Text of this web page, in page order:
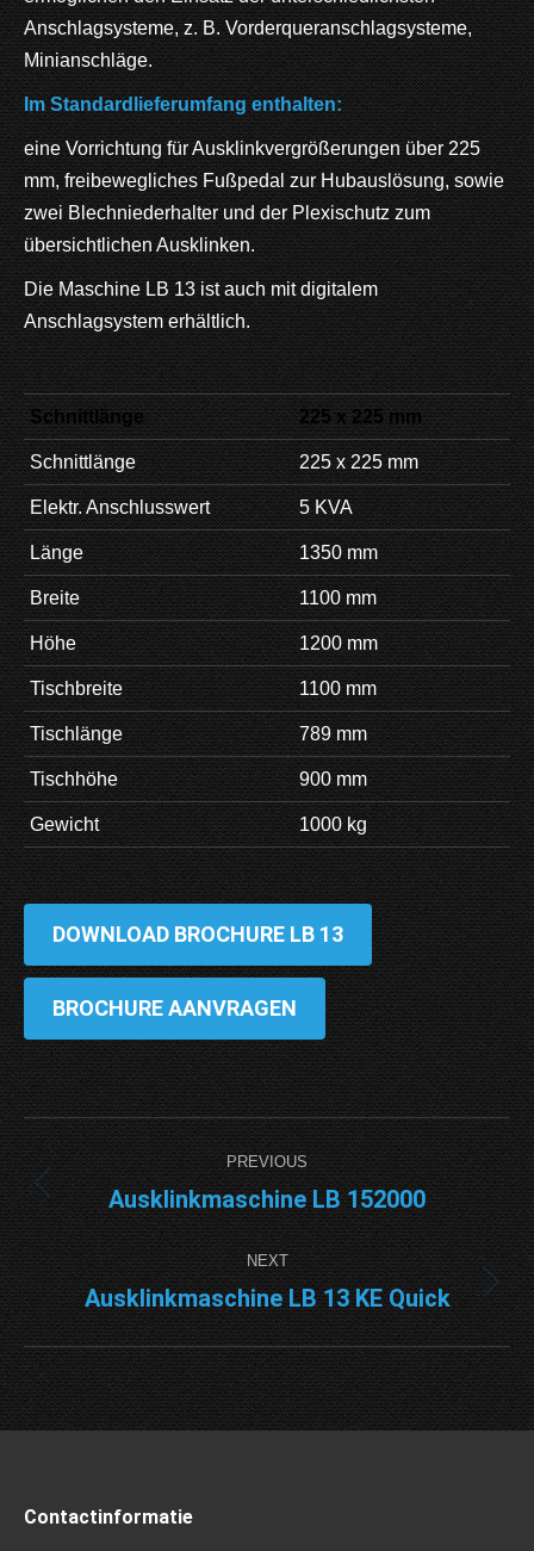
Anschlagsysteme, z. B. Vorderqueranschlagsysteme,
Minianschläge.
Im Standardlieferumfang enthalten:
eine Vorrichtung für Ausklinkvergrößerungen über 225
mm, freibewegliches Fußpedal zur Hubauslösung, sowie
zwei Blechniederhalter und der Plexischutz zum
übersichtlichen Ausklinken.
Die Maschine LB 13 ist auch mit digitalem
Anschlagsystem erhältlich.
Schnittlänge 225 x 225 mm
Schnittlänge 225 x 225 mm
Elektr. Anschlusswert 5 KVA
Länge 1350 mm
Breite 1100 mm
Höhe 1200 mm
Tischbreite 1100 mm
Tischlänge 789 mm
Tischhöhe 900 mm
Gewicht 1000 kg
DOWNLOAD BROCHURE LB 13
BROCHURE AANVRAGEN
Project
navigation
PREVIOUS
Previous
project:
Ausklinkmaschine LB 152000
NEXT
Next
project:
Ausklinkmaschine LB 13 KE Quick
Contactinformatie